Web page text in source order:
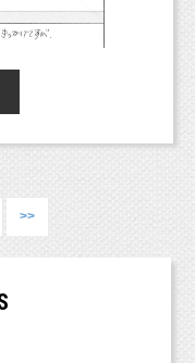
い形に修正しますの
ただきたいと思ってい
ムにしたりすることも
写真も撮影していま
撮影です♪
、しかも
て頂けたの
供の
く、みんな本
ます。
ジオミルクを選
絶対に全員の
ジオミルクさ
カメラ目線で
嬉しいです。
>>